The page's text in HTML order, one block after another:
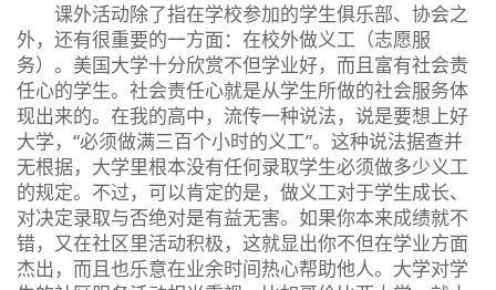
课外活动除了指在学校参加的学生俱乐部、协会之
外，还有很重要的一方面：在校外做义工（志愿服
务）。美国大学十分欣赏不但学业好，而且富有社会责
任心的学生。社会责任心就是从学生所做的社会服务体
现出来的。在我的高中，流传一种说法，说是要想上好
大学，“必须做满三百个小时的义工”。这种说法据查并
无根据，大学里根本没有任何录取学生必须做多少义工
的规定。不过，可以肯定的是，做义工对于学生成长、
对决定录取与否绝对是有益无害。如果你本来成绩就不
错，又在社区里活动积极，这就显出你不但在学业方面
杰出，而且也乐意在业余时间热心帮助他人。大学对学